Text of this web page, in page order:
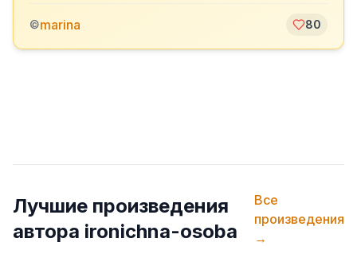
©marina 80
Лучшие произведения
автора ironichna-osoba
Все
произведения
→